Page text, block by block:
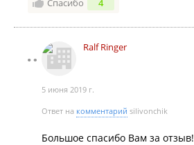
Спасибо 4
Ralf Ringer
5 июня 2019 г.
Ответ на комментарий silivonchik
Большое спасибо Вам за отзыв!